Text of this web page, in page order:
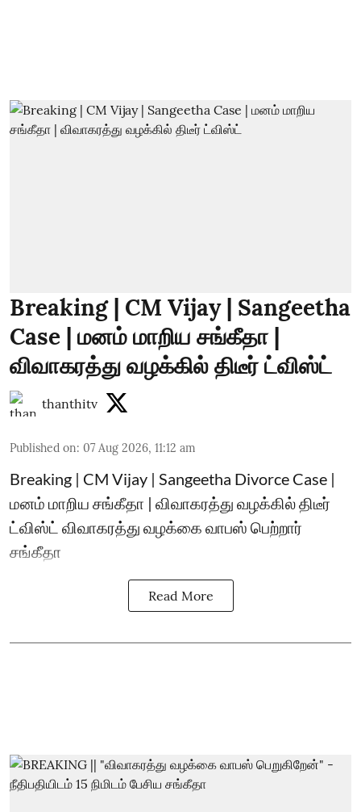
Breaking | CM Vijay | Sangeetha
Case | மனம் மாறிய சங்கீதா |
விவாகரத்து வழக்கில் திடீர் ட்விஸ்ட்
thanthitv
Published on: 07 Aug 2026, 11:12 am
Breaking | CM Vijay | Sangeetha Divorce Case |
மனம் மாறிய சங்கீதா | விவாகரத்து வழக்கில் திடீர்
ட்விஸ்ட் விவாகரத்து வழக்கை வாபஸ் பெற்றார்
சங்கீதா
Read More